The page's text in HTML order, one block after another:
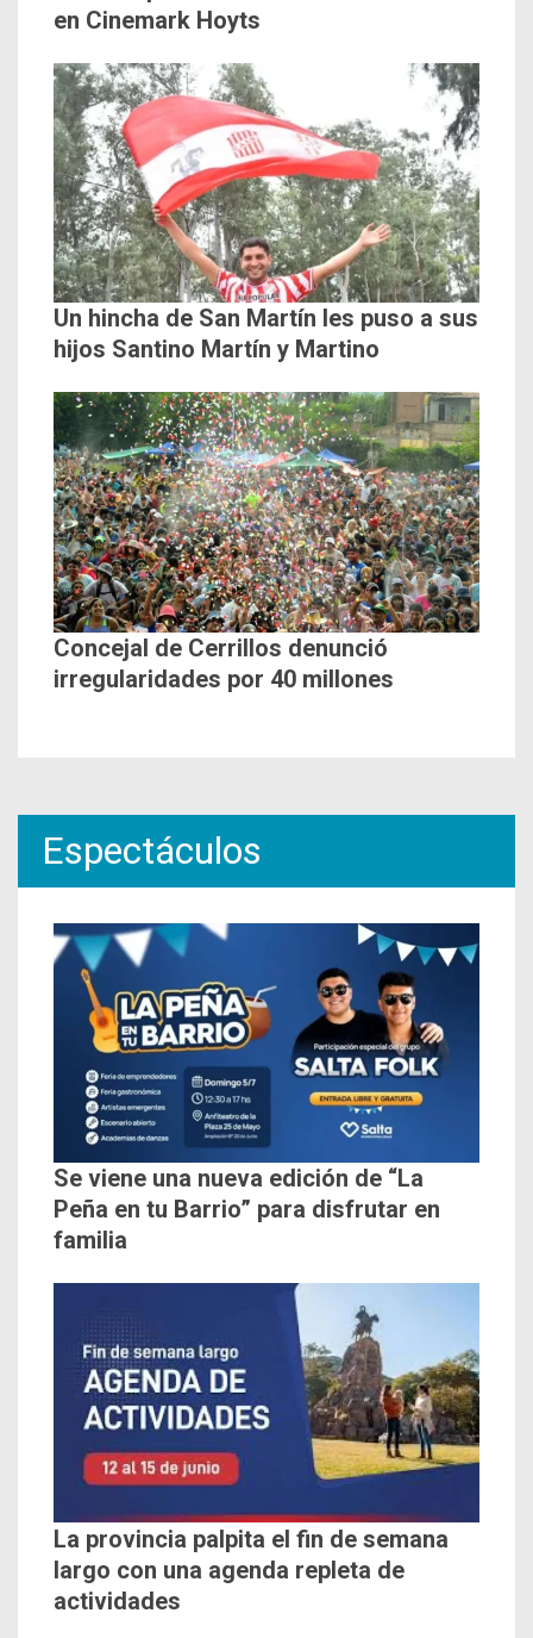
en Cinemark Hoyts
Un hincha de San Martín les puso a sus
hijos Santino Martín y Martino
Concejal de Cerrillos denunció
irregularidades por 40 millones
Espectáculos
Se viene una nueva edición de “La
Peña en tu Barrio” para disfrutar en
familia
La provincia palpita el fin de semana
largo con una agenda repleta de
actividades